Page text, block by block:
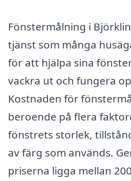
Fönstermålning i
tjänst som många
för att hjälpa sina
vackra ut och fungera
Kostnaden för
beroende på flera
fönstrets storlek,
av färg som används.
priserna ligga mellan